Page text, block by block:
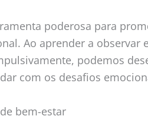
poderosa para
Ao aprender a observar
podemos
com os desafios
bem-estar